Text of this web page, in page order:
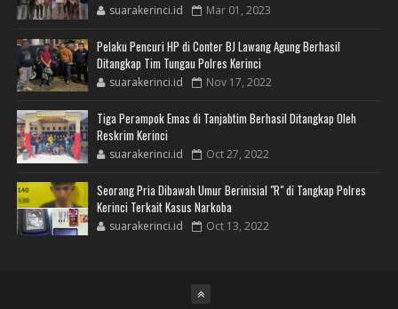
suarakerinci.id Mar 01, 2023
Pelaku Pencuri HP di Conter BJ Lawang Agung Berhasil
Ditangkap Tim Tungau Polres Kerinci
suarakerinci.id Nov 17, 2022
Tiga Perampok Emas di Tanjabtim Berhasil Ditangkap Oleh
Reskrim Kerinci
suarakerinci.id Oct 27, 2022
Seorang Pria Dibawah Umur Berinisial "R" di Tangkap Polres
Kerinci Terkait Kasus Narkoba
suarakerinci.id Oct 13, 2022